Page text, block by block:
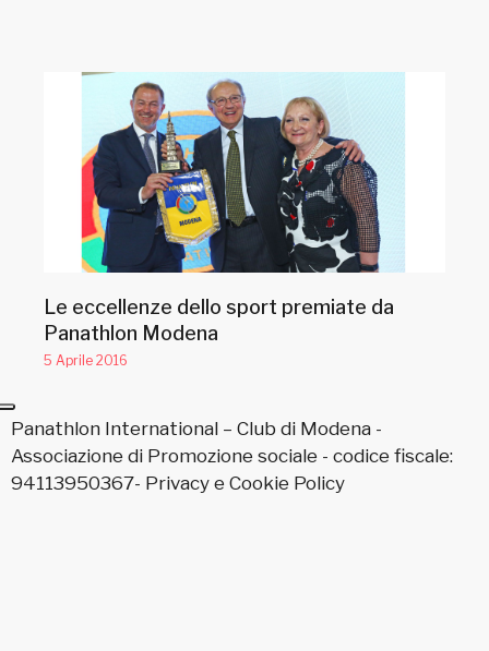
Le eccellenze dello sport premiate da
Panathlon Modena
5 Aprile 2016
Panathlon International – Club di Modena -
Associazione di Promozione sociale - codice fiscale:
94113950367- Privacy e Cookie Policy